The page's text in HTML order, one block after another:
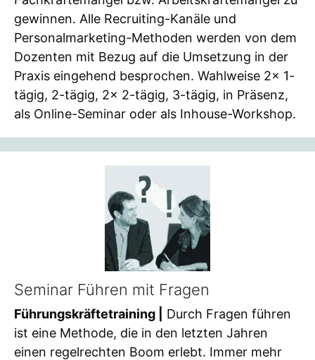
gewinnen. Alle Recruiting-Kanäle und
Personalmarketing-Methoden werden von dem
Dozenten mit Bezug auf die Umsetzung in der
Praxis eingehend besprochen. Wahlweise 2x 1-
tägig, 2-tägig, 2x 2-tägig, 3-tägig, in Präsenz,
als Online-Seminar oder als Inhouse-Workshop.
Seminar Führen mit Fragen
Führungskräftetraining |
Durch Fragen führen
ist eine Methode, die in den letzten Jahren
einen regelrechten Boom erlebt. Immer mehr